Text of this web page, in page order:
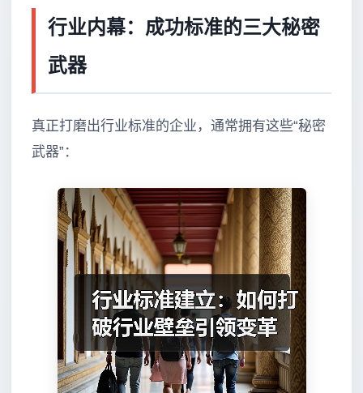
行业内幕：成功标准的三大秘密
武器
真正打磨出行业标准的企业，通常拥有这些“秘密
武器”：